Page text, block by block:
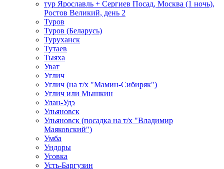
тур Ярославль + Сергиев Посад, Москва (1 ночь),
Ростов Великий, день 2
Туров
Туров (Беларусь)
Туруханск
Тутаев
Тыяха
Уват
Углич
Углич (на т/х "Мамин-Сибиряк")
Углич или Мышкин
Улан-Удэ
Ульяновск
Ульяновск (посадка на т/х "Владимир
Маяковский")
Умба
Ундоры
Усовка
Усть-Баргузин